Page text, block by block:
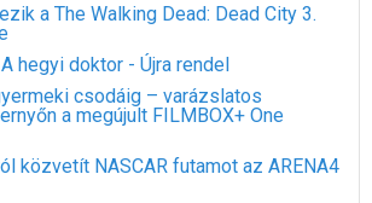
a The Walking Dead: Dead City 3.
hegyi doktor - Újra rendel
csodáig – varázslatos
a megújult FILMBOX+ One
közvetít NASCAR futamot az ARENA4